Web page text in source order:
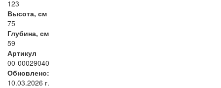
123
Высота, см
75
Глубина, см
59
Артикул
00-00029040
Обновлено:
10.03.2026 г.